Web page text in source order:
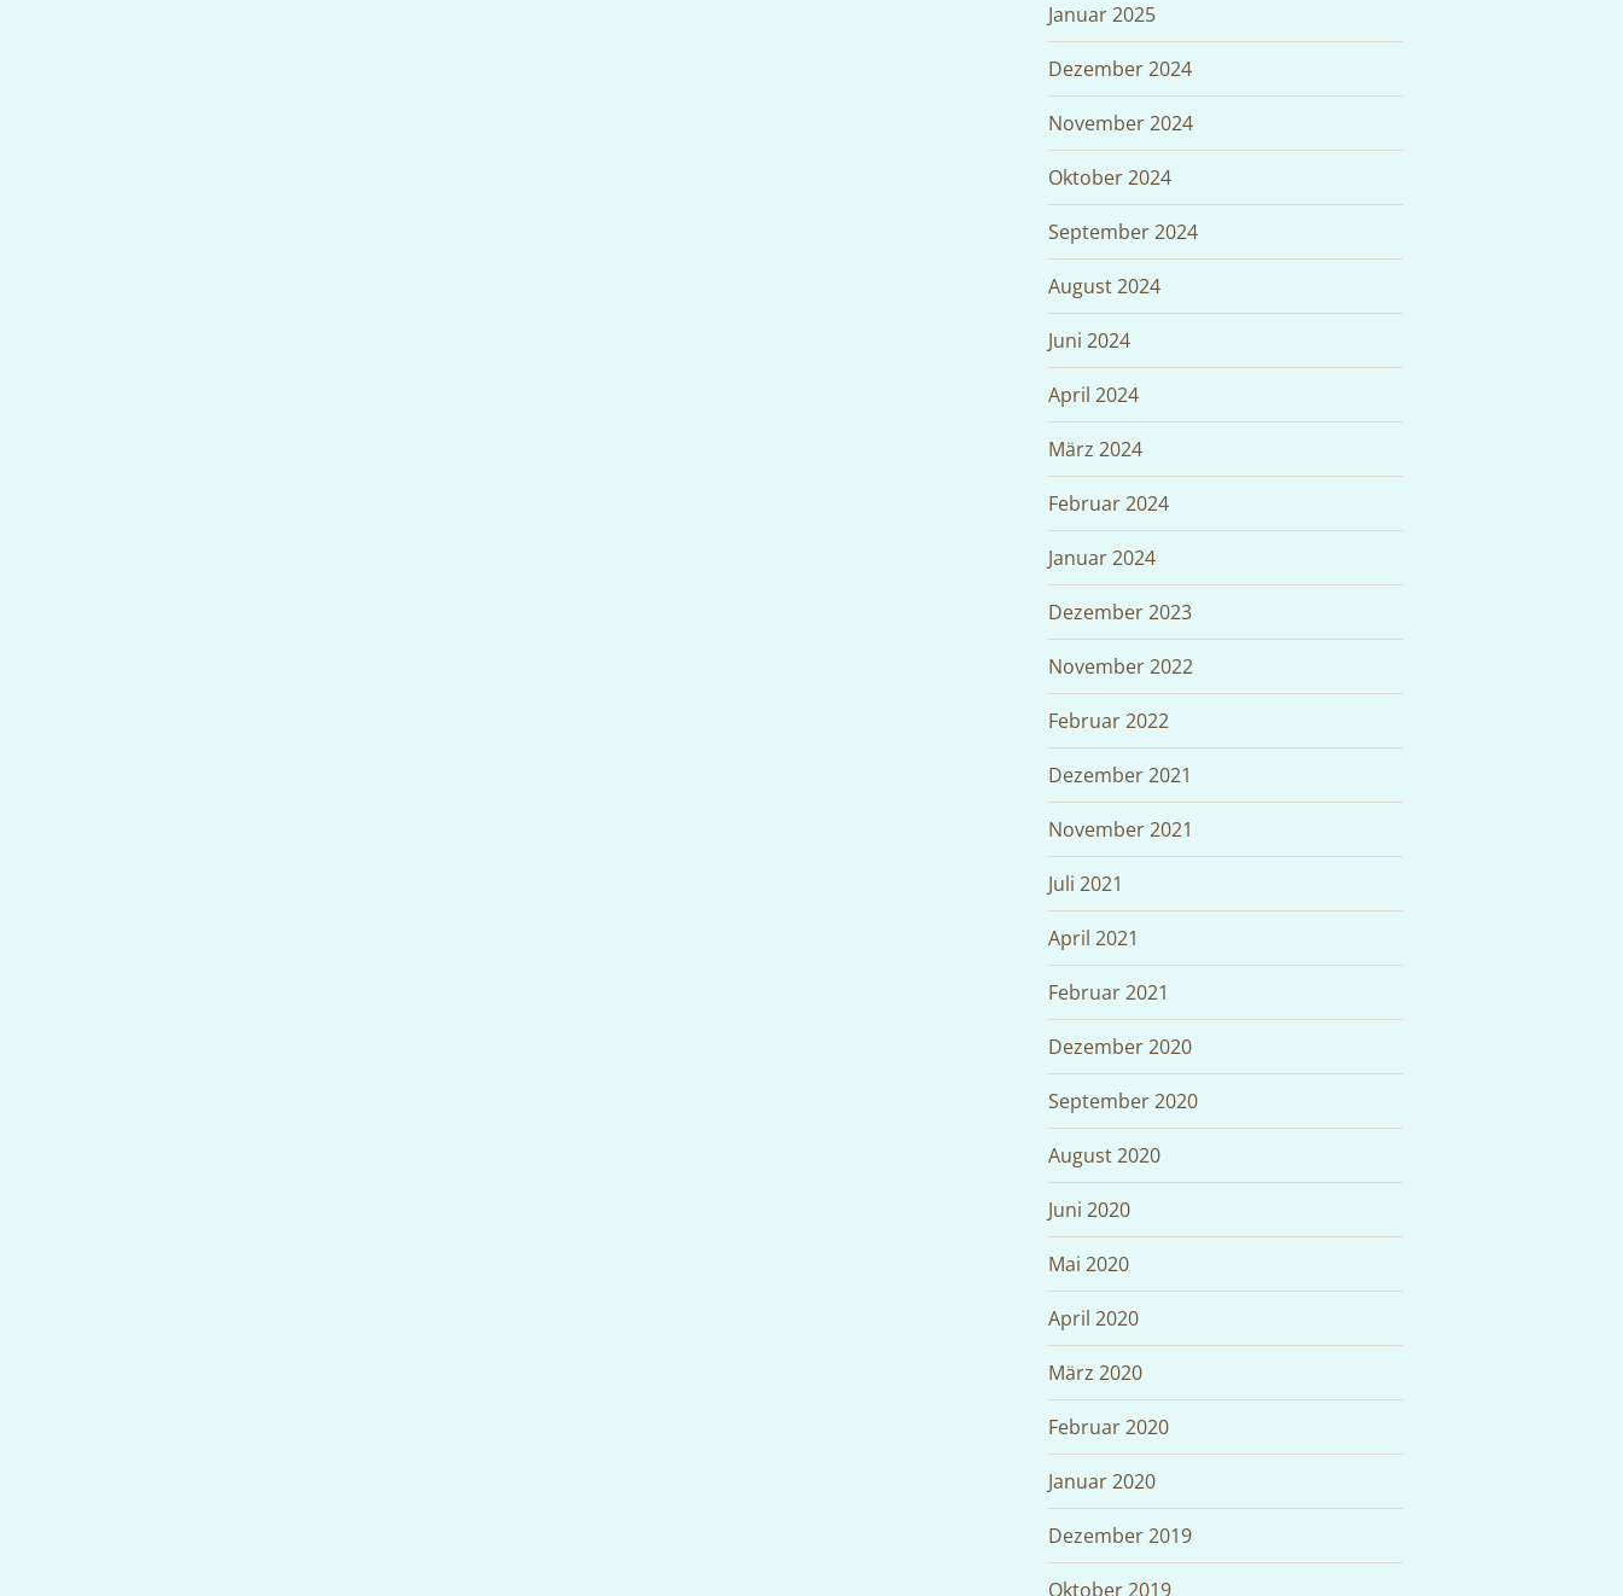
Januar 2025
Dezember 2024
November 2024
Oktober 2024
September 2024
August 2024
Juni 2024
April 2024
März 2024
Februar 2024
Januar 2024
Dezember 2023
November 2022
Februar 2022
Dezember 2021
November 2021
Juli 2021
April 2021
Februar 2021
Dezember 2020
September 2020
August 2020
Juni 2020
Mai 2020
April 2020
März 2020
Februar 2020
Januar 2020
Dezember 2019
Oktober 2019